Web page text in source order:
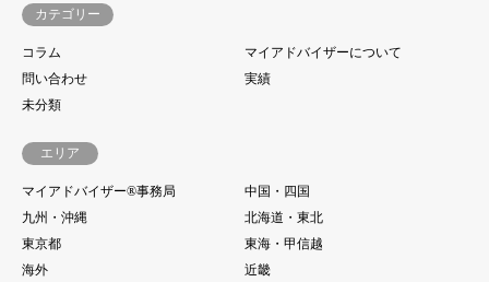
カテゴリー
コラム
マイアドバイザーについて
問い合わせ
実績
未分類
エリア
マイアドバイザー®事務局
中国・四国
九州・沖縄
北海道・東北
東京都
東海・甲信越
海外
近畿